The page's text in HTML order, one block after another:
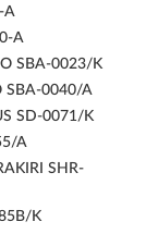
A
A
SBA-0023/K
SBA-0040/A
SD-0071/K
A
SHR-
K